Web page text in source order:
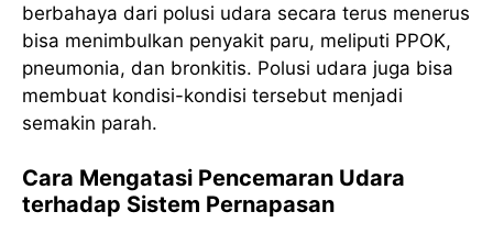
berbahaya dari polusi udara secara terus menerus
bisa menimbulkan penyakit paru, meliputi PPOK,
pneumonia, dan bronkitis. Polusi udara juga bisa
membuat kondisi-kondisi tersebut menjadi
semakin parah.
Cara Mengatasi Pencemaran Udara
terhadap Sistem Pernapasan